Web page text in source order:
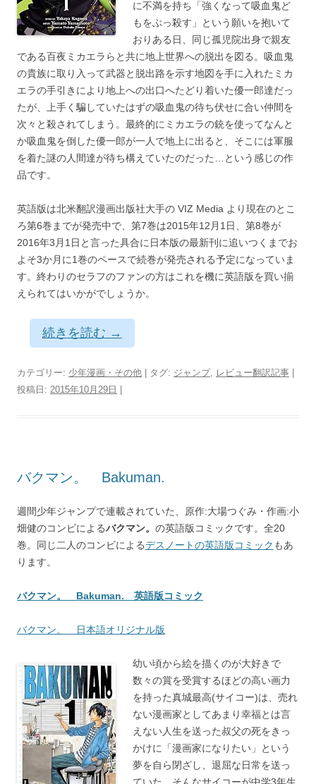
に不満を持ち「強くなって吸血鬼ど
もをぶっ殺す」という願いを抱いて
おりある日、同じ孤児院出身で親友
である百夜ミカエラらと共に地上世界への脱出を図る。吸血鬼
の貴族に取り入って武器と脱出路を示す地図を手に入れたミカ
エラの手引きにより地上への出口へたどり着いた優一郎達だっ
たが、上手く騙していたはずの吸血鬼の待ち伏せに合い仲間を
次々と殺されてしまう。最終的にミカエラの銃を使ってなんと
か吸血鬼を倒した優一郎が一人で地上に出ると、そこには軍服
を着た謎の人間達が待ち構えていたのだった…という感じの作
品です。
英語版は北米翻訳漫画出版社大手の VIZ Media より現在のとこ
ろ第6巻までが発売中で、第7巻は2015年12月1日、第8巻が
2016年3月1日と言った具合に日本版の最新刊に追いつくまでお
よそ3か月に1巻のペースで続巻が発売される予定になっていま
す。終わりのセラフのファンの方はこれを機に英語版を買い揃
えられてはいかがでしょうか。
続きを読む →
カテゴリー: 少年漫画・その他 | タグ: ジャンプ, レビュー翻訳記事 |
投稿日: 2015年10月29日 |
バクマン。 Bakuman.
週間少年ジャンプで連載されていた、原作:大場つぐみ・作画:小
畑健のコンビによるバクマン。 の英語版コミックです。全20
巻。同じ二人のコンビによるデスノートの英語版コミック もあ
ります。
バクマン。 Bakuman. 英語版コミック
バクマン。 日本語オリジナル版
幼い頃から絵を描くのが大好きで
数々の賞を受賞するほどの高い画力
を持った真城最高(サイコー)は、売れ
ない漫画家としてあまり幸福とは言
えない人生を送った叔父の死をきっ
かけに「漫画家になりたい」という
夢を自ら閉ざし、退屈な日常を送っ
ていた。そんなサイコーが中学3年生